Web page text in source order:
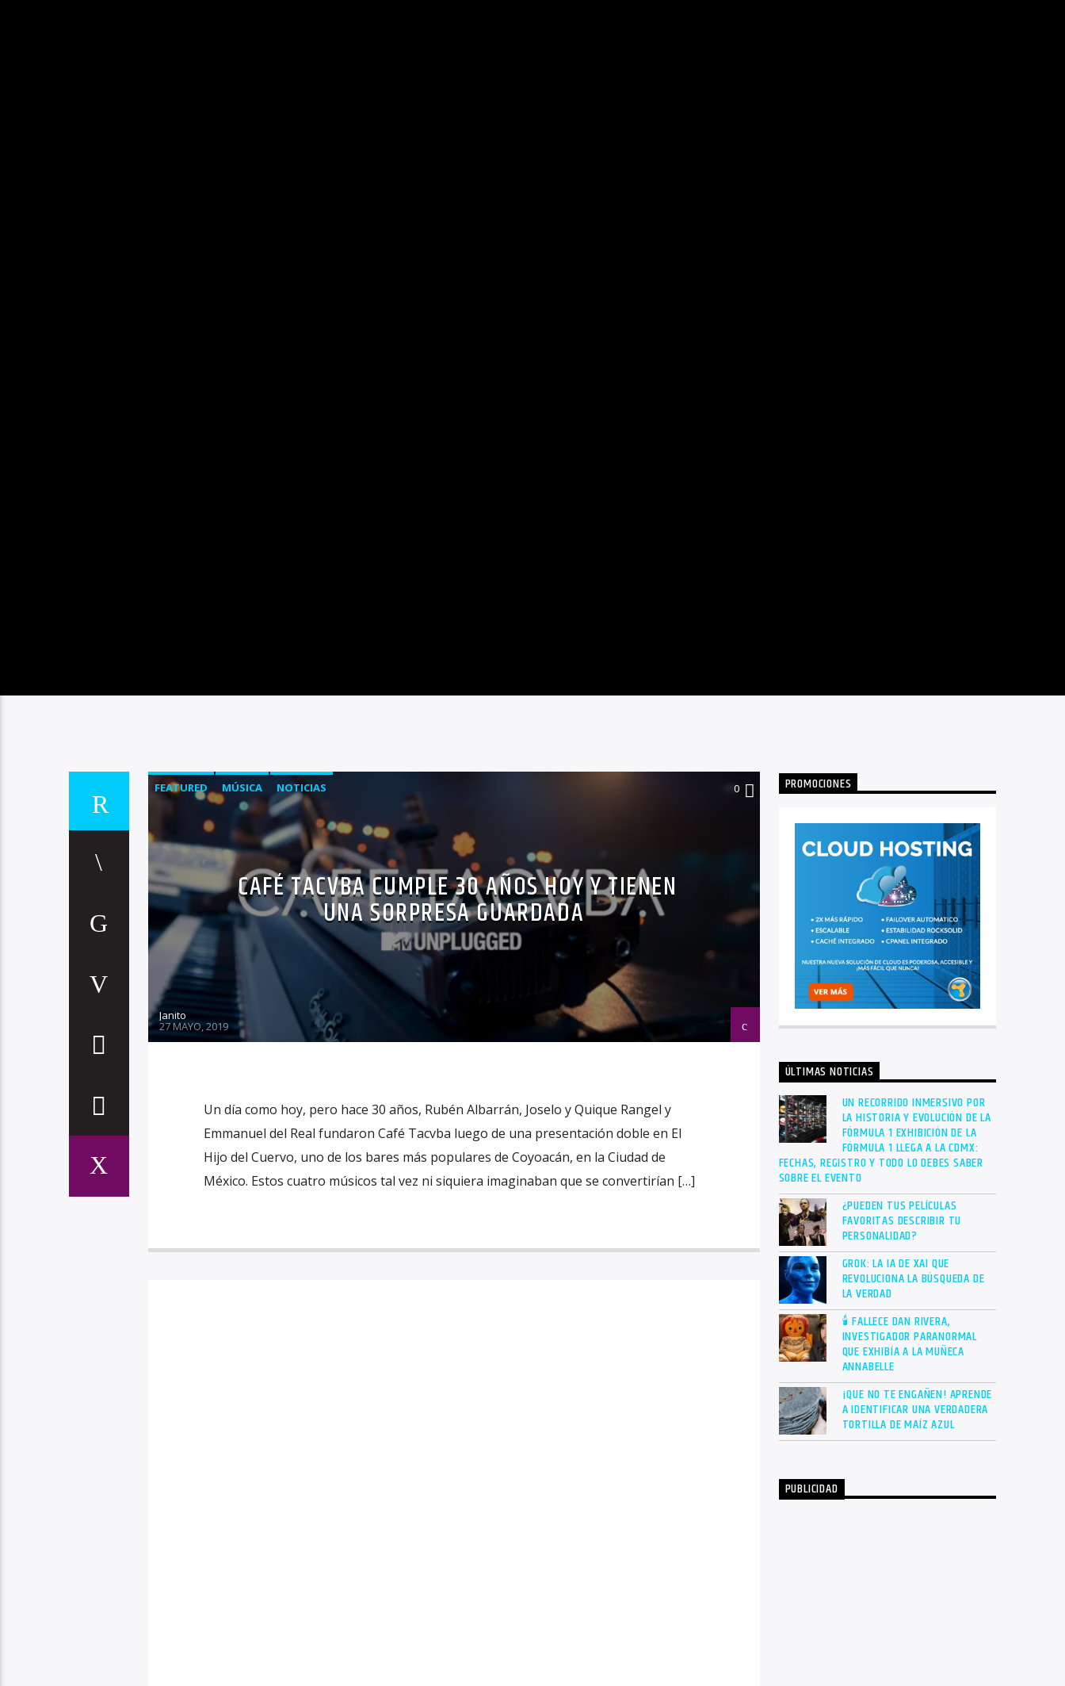
FEATURED MÚSICA NOTICIAS 0
CAFÉ TACVBA CUMPLE 30 AÑOS HOY Y TIENEN
UNA SORPRESA GUARDADA
Janito
27 MAYO, 2019
Un día como hoy, pero hace 30 años, Rubén Albarrán, Joselo y Quique Rangel y
Emmanuel del Real fundaron Café Tacvba luego de una presentación doble en El
Hijo del Cuervo, uno de los bares más populares de Coyoacán, en la Ciudad de
México. Estos cuatro músicos tal vez ni siquiera imaginaban que se convertirían […]
PROMOCIONES
ÚLTIMAS NOTICIAS
UN RECORRIDO INMERSIVO POR
LA HISTORIA Y EVOLUCIÓN DE LA
FÓRMULA 1 EXHIBICIÓN DE LA
FÓRMULA 1 LLEGA A LA CDMX:
FECHAS, REGISTRO Y TODO LO DEBES SABER
SOBRE EL EVENTO
¿PUEDEN TUS PELÍCULAS
FAVORITAS DESCRIBIR TU
PERSONALIDAD?
GROK: LA IA DE XAI QUE
REVOLUCIONA LA BÚSQUEDA DE
LA VERDAD
🕯 FALLECE DAN RIVERA,
INVESTIGADOR PARANORMAL
QUE EXHIBÍA A LA MUÑECA
ANNABELLE
¡QUE NO TE ENGAÑEN! APRENDE
A IDENTIFICAR UNA VERDADERA
TORTILLA DE MAÍZ AZUL
PUBLICIDAD